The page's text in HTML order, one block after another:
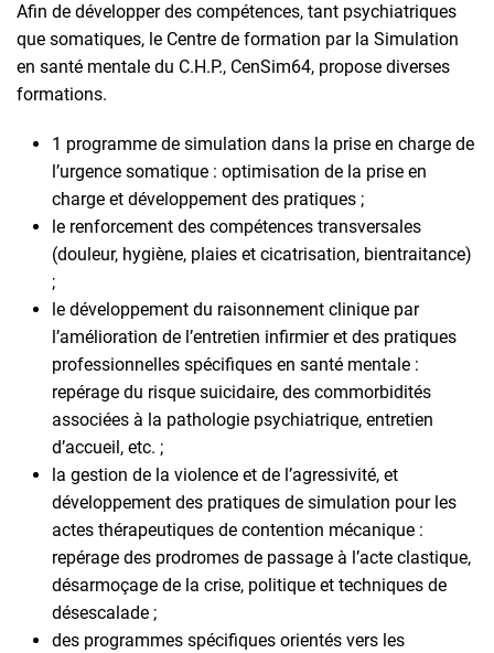
Afin de développer des compétences, tant psychiatriques
que somatiques, le Centre de formation par la Simulation
en santé mentale du C.H.P., CenSim64, propose diverses
formations.
1 programme de simulation dans la prise en charge de
l’urgence somatique : optimisation de la prise en
charge et développement des pratiques ;
le renforcement des compétences transversales
(douleur, hygiène, plaies et cicatrisation, bientraitance)
;
le développement du raisonnement clinique par
l’amélioration de l’entretien infirmier et des pratiques
professionnelles spécifiques en santé mentale :
repérage du risque suicidaire, des commorbidités
associées à la pathologie psychiatrique, entretien
d’accueil, etc. ;
la gestion de la violence et de l’agressivité, et
développement des pratiques de simulation pour les
actes thérapeutiques de contention mécanique :
repérage des prodromes de passage à l’acte clastique,
désarmoçage de la crise, politique et techniques de
désescalade ;
des programmes spécifiques orientés vers les